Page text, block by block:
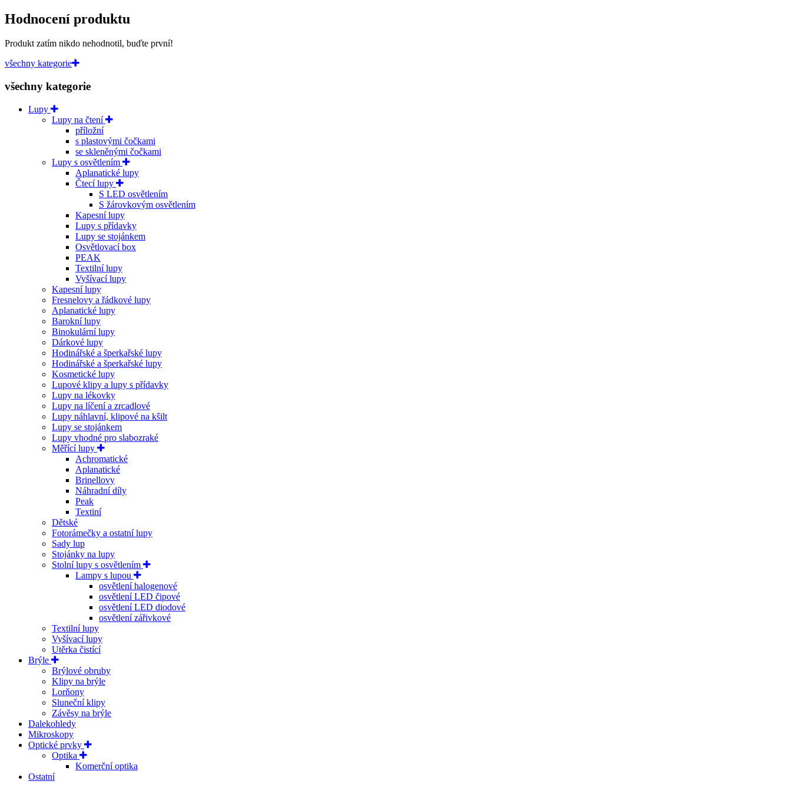
Hodnocení produktu
Produkt zatím nikdo nehodnotil, buďte první!
všechny kategorie
všechny kategorie
Lupy
Lupy na čtení
příložní
s plastovými čočkami
se skleněnými čočkami
Lupy s osvětlením
Aplanatické lupy
Čtecí lupy
S LED osvětlením
S žárovkovým osvětlením
Kapesní lupy
Lupy s přídavky
Lupy se stojánkem
Osvětlovací box
PEAK
Textilní lupy
Vyšívací lupy
Kapesní lupy
Fresnelovy a řádkové lupy
Aplanatické lupy
Barokní lupy
Binokulární lupy
Dárkové lupy
Hodinářské a šperkařské lupy
Hodinářské a šperkařské lupy
Kosmetické lupy
Lupové klipy a lupy s přídavky
Lupy na lékovky
Lupy na líčení a zrcadlové
Lupy náhlavní, klipové na kšilt
Lupy se stojánkem
Lupy vhodné pro slabozraké
Měřící lupy
Achromatické
Aplanatické
Brinellovy
Náhradní díly
Peak
Textiní
Dětské
Fotorámečky a ostatní lupy
Sady lup
Stojánky na lupy
Stolní lupy s osvětlením
Lampy s lupou
osvětlení halogenové
osvětlení LED čipové
osvětlení LED diodové
osvětlení zářivkové
Textilní lupy
Vyšívací lupy
Utěrka čistící
Brýle
Brýlové obruby
Klipy na brýle
Lorňony
Sluneční klipy
Závěsy na brýle
Dalekohledy
Mikroskopy
Optické prvky
Optika
Komerční optika
Ostatní